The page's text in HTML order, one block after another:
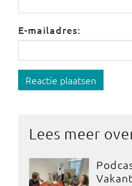
E-mailadres:
Reactie plaatsen
Lees meer